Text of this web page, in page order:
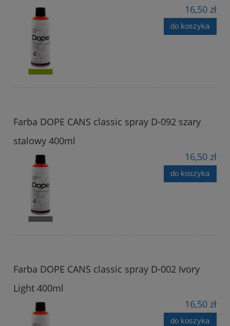
16,50 zł
do koszyka
Farba DOPE CANS classic spray D-092 szary
stalowy 400ml
16,50 zł
do koszyka
Farba DOPE CANS classic spray D-002 Ivory
Light 400ml
16,50 zł
do koszyka